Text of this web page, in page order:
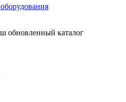
обновленный каталог